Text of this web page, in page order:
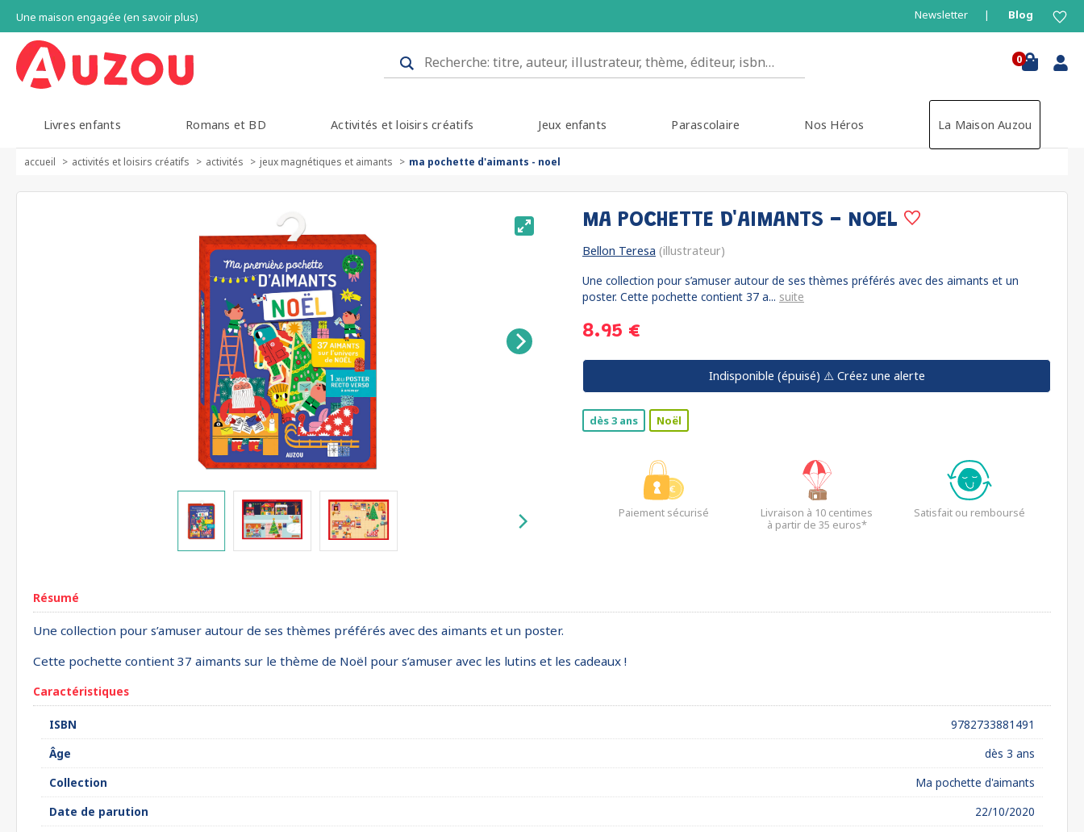
Une maison engagée (en savoir plus) Newsletter Blog
0
Livres enfants Romans et BD Activités et loisirs créatifs Jeux enfants Parascolaire Nos Héros La Maison Auzou
accueil activités et loisirs créatifs activités jeux magnétiques et aimants ma pochette d'aimants - noel
MA POCHETTE D'AIMANTS - NOEL
Bellon Teresa (illustrateur)
Une collection pour s’amuser autour de ses thèmes préférés avec des aimants et un
poster. Cette pochette contient 37 a... suite
8.95 €
Indisponible (épuisé) ⚠️ Créez une alerte
dès 3 ans Noël
Paiement sécurisé
Livraison à 10 centimes
à partir de 35 euros*
Satisfait ou remboursé
Résumé
Une collection pour s’amuser autour de ses thèmes préférés avec des aimants et un poster.
Cette pochette contient 37 aimants sur le thème de Noël pour s’amuser avec les lutins et les cadeaux !
Caractéristiques
ISBN
9782733881491
Âge
dès 3 ans
Collection
Ma pochette d'aimants
Date de parution
22/10/2020